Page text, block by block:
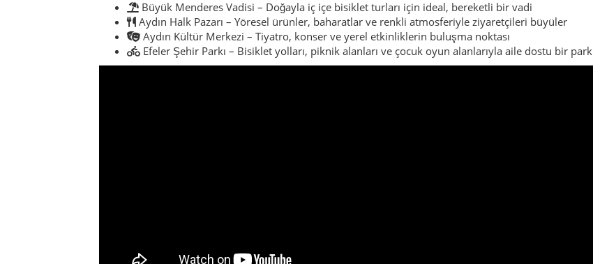
Büyük Menderes Vadisi – Doğayla iç içe bisiklet turları için ideal, bereketli bir vadi
Aydın Halk Pazarı – Yöresel ürünler, baharatlar ve renkli atmosferiyle ziyaretçileri büyüler
Aydın Kültür Merkezi – Tiyatro, konser ve yerel etkinliklerin buluşma noktası
Efeler Şehir Parkı – Bisiklet yolları, piknik alanları ve çocuk oyun alanlarıyla aile dostu bir park